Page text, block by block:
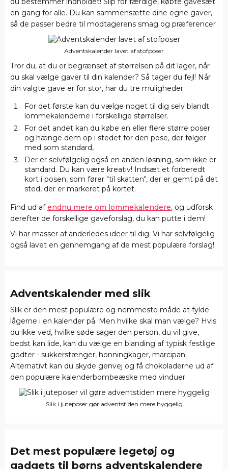
en gang for alle. Du kan sammensætte dine egne gaver,
så de passer bedre til modtagerens smag og præferencer
Adventskalender lavet af stofposer
Tror du, at du er begrænset af størrelsen på dit lager, når
du skal vælge gaver til din kalender? Så tager du fejl! Når
din valgte gave er for stor, har du tre muligheder
For det første kan du vælge noget til dig selv blandt
lommekalenderne i forskellige størrelser.
For det andet kan du købe en eller flere større poser
og hænge dem op i stedet for den pose, der følger
med som standard,
Der er selvfølgelig også en anden løsning, som ikke er
standard. Du kan være kreativ! Indsæt et forberedt
kort i posen, som fører "til skatten", der er gemt på det
sted, der er markeret på kortet.
Find ud afendnu mere om lommekalendere, og udforsk
derefter de forskellige gaveforslag, du kan putte i dem!
Vi har masser af anderledes ideer til dig. Vi har selvfølgelig
også lavet en gennemgang af de mest populære forslag!
Adventskalender med slik
Slik er den mest populære og nemmeste måde at fylde
lågerne i en kalender på. Men hvilke skal man vælge? Hvis
du ikke ved, hvilke søde sager den person, du vil give,
bedst kan lide, kan du vælge en blanding af typisk festlige
godter - sukkerstænger, honningkager, marcipan.
Alternativt kan du skyde genvej og få chokoladerne ud af
den populære kalenderbombeæske med vinduer
Slik i juteposer gør adventstiden mere hyggelig
Det mest populære legetøj og
gadgets til børns adventskalendere